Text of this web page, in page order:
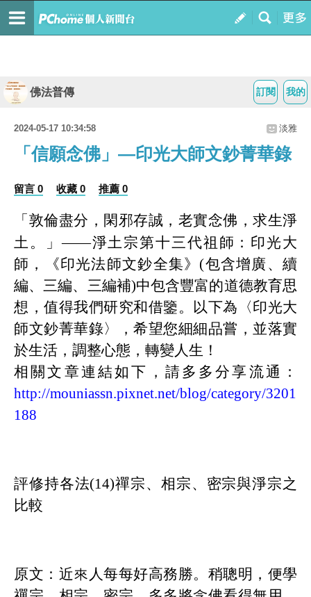
我的
訂閱
佛法普傳
2024-05-17 10:34:58 淡雅
「信願念佛」—印光大師文鈔菁華錄
留言 0 收藏 0 推薦 0
「敦倫盡分，閑邪存誠，老實念佛，求生淨
土。」——淨土宗第十三代祖師：印光大
師，《印光法師文鈔全集》 (包含增廣、續
編、三編、三編補)中包含豐富的道德教育思
想，值得我們研究和借鑒。以下為〈印光大
師文鈔菁華錄〉，希望您細細品嘗，並落實
於生活，調整心態，轉變人生！
相關文章連結如下，請多多分享流通：
http://mouniassn.pixnet.net/blog/category/3201
188
評修持各法(14)禪宗、相宗、密宗與淨宗之
比較
原文：近來人每每好高務勝。稍聰明，便學